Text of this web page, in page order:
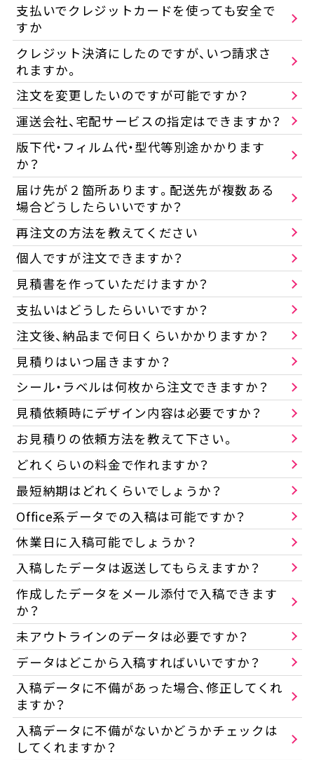
支払いでクレジットカードを使っても安全で
すか
クレジット決済にしたのですが、いつ請求さ
れますか。
注文を変更したいのですが可能ですか？
運送会社、宅配サービスの指定はできますか？
版下代・フィルム代・型代等別途かかります
か？
届け先が２箇所あります。配送先が複数ある
場合どうしたらいいですか？
再注文の方法を教えてください
個人ですが注文できますか？
見積書を作っていただけますか？
支払いはどうしたらいいですか？
注文後、納品まで何日くらいかかりますか？
見積りはいつ届きますか？
シール・ラベルは何枚から注文できますか？
見積依頼時にデザイン内容は必要ですか？
お見積りの依頼方法を教えて下さい。
どれくらいの料金で作れますか？
最短納期はどれくらいでしょうか？
Office系データでの入稿は可能ですか？
休業日に入稿可能でしょうか？
入稿したデータは返送してもらえますか？
作成したデータをメール添付で入稿できます
か？
未アウトラインのデータは必要ですか？
データはどこから入稿すればいいですか？
入稿データに不備があった場合、修正してくれ
ますか？
入稿データに不備がないかどうかチェックは
してくれますか？